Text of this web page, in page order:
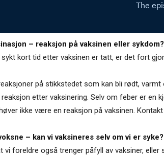
– reaksjon på vaksinen eller sykdom?
kort tid etter vaksinen er tatt, er det fort
på stikkstedet som kan bli rødt,
etter vaksinering. Selv om feber er
ikke være en reaksjon på vaksinen.
– kan vi vaksineres selv om vi er syke?
vi foreldre også trenger påfyll av vaksiner,